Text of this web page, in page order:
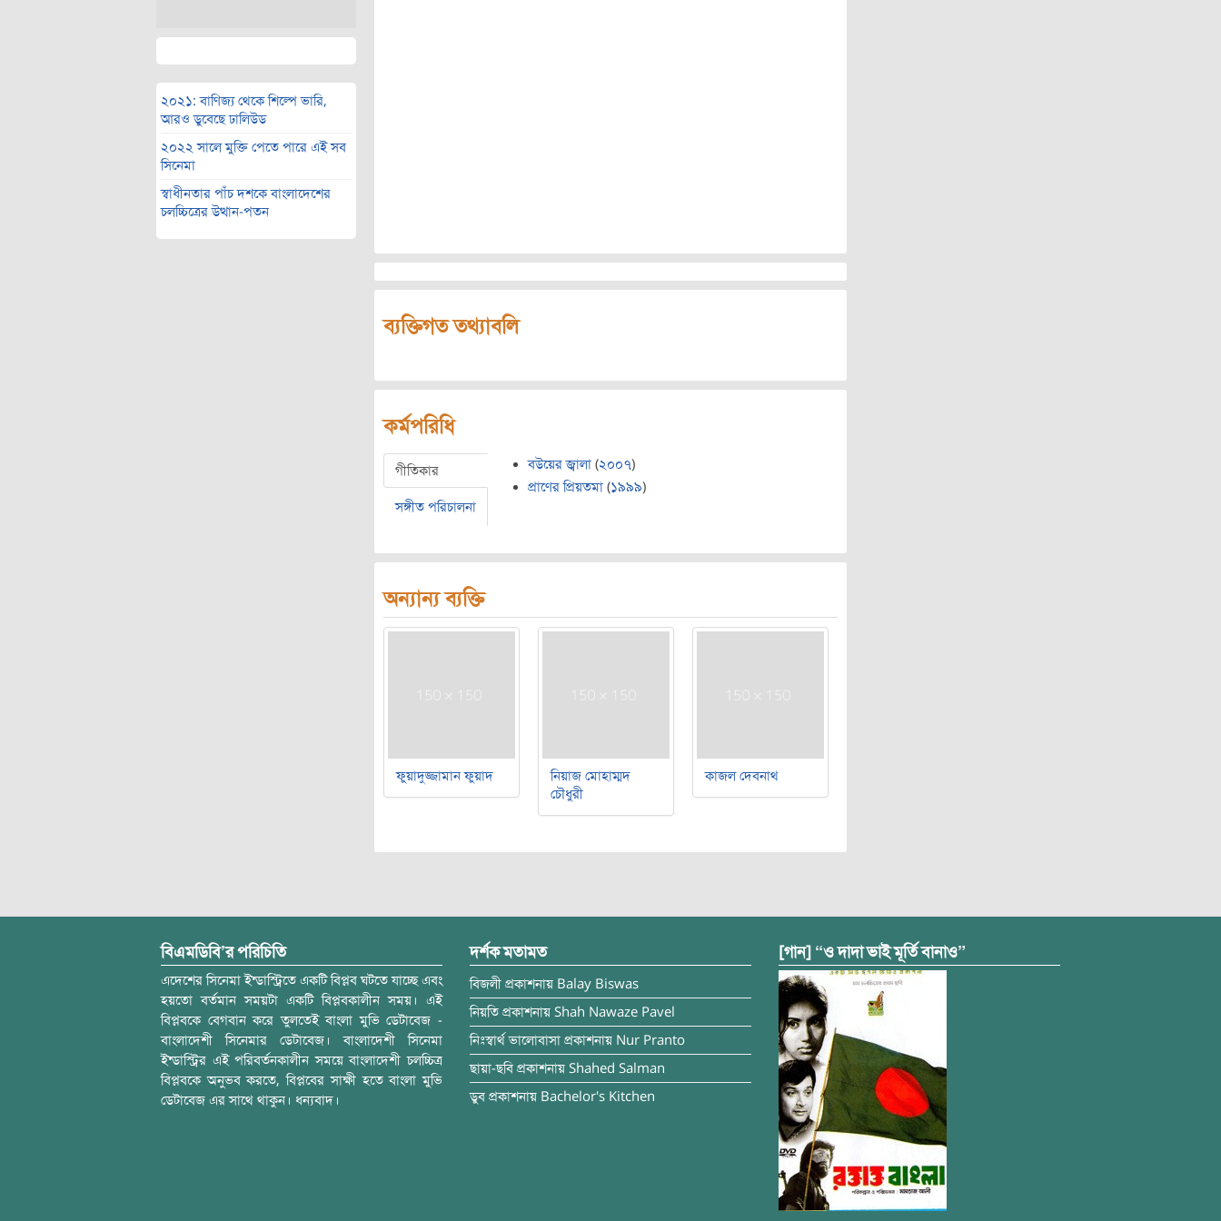
২০২১: বাণিজ্য থেকে শিল্পে ভারি,
আরও ডুবেছে ঢালিউড
২০২২ সালে মুক্তি পেতে পারে এই সব
সিনেমা
স্বাধীনতার পাঁচ দশকে বাংলাদেশের
চলচ্চিত্রের উত্থান-পতন
ব্যক্তিগত তথ্যাবলি
কর্মপরিধি
গীতিকার
সঙ্গীত পরিচালনা
বউয়ের জ্বালা (২০০৭)
প্রাণের প্রিয়তমা (১৯৯৯)
অন্যান্য ব্যক্তি
ফুয়াদুজ্জামান ফুয়াদ
নিয়াজ মোহাম্মদ
চৌধুরী
কাজল দেবনাথ
বিএমডিবি’র পরিচিতি
এদেশের সিনেমা ইন্ডাস্ট্রিতে একটি বিপ্লব ঘটতে যাচ্ছে এবং
হয়তো বর্তমান সময়টা একটি বিপ্লবকালীন সময়। এই
বিপ্লবকে বেগবান করে তুলতেই বাংলা মুভি ডেটাবেজ -
বাংলাদেশী সিনেমার ডেটাবেজ। বাংলাদেশী সিনেমা
ইন্ডাস্ট্রির এই পরিবর্তনকালীন সময়ে বাংলাদেশী চলচ্চিত্র
বিপ্লবকে অনুভব করতে, বিপ্লবের সাক্ষী হতে বাংলা মুভি
ডেটাবেজ এর সাথে থাকুন। ধন্যবাদ।
দর্শক মতামত
বিজলী প্রকাশনায় Balay Biswas
নিয়তি প্রকাশনায় Shah Nawaze Pavel
নিঃস্বার্থ ভালোবাসা প্রকাশনায় Nur Pranto
ছায়া-ছবি প্রকাশনায় Shahed Salman
ডুব প্রকাশনায় Bachelor's Kitchen
[গান] “ও দাদা ভাই মূর্তি বানাও”